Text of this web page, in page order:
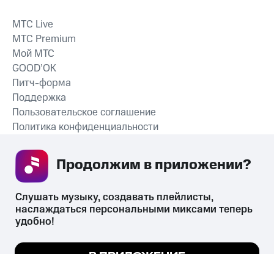
СКАЧАТЬ ПРИЛОЖЕНИЕ
MTС Live
MTС Premium
Мой МТС
GOOD’OK
Питч-форма
Поддержка
Пользовательское соглашение
Политика конфиденциальности
психотропных веществ, их аналогов причиняет вред здоровью,
Мы используем куки, чтобы на сайте все
Слушать музыку, создавать плейлисты,
наслаждаться персональными миксами теперь
удобно!